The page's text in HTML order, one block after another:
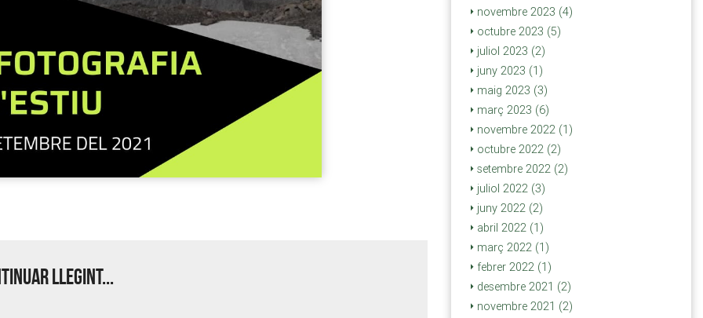
llegint...
novembre 2023 (4)
octubre 2023 (5)
juliol 2023 (2)
juny 2023 (1)
maig 2023 (3)
març 2023 (6)
novembre 2022 (1)
octubre 2022 (2)
setembre 2022 (2)
juliol 2022 (3)
juny 2022 (2)
abril 2022 (1)
març 2022 (1)
febrer 2022 (1)
desembre 2021 (2)
novembre 2021 (2)